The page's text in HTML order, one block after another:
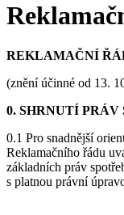
REKLAMAČNÍ
(znění účinné od 13.
0. SHRNUTÍ
0.1 Pro snadnější
Reklamačního řádu
základních práv
s platnou právní